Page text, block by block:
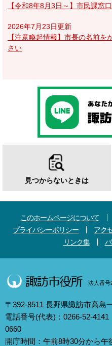
【令和8年8月3日～】市民課窓
2026年7月23日更新
【注意喚起情報】市長の名前
さい
見つからないときは
このホームページについて
プライバシーポリシー
アク
リンク集
法人番号
〒392-8511 長野県諏訪市高島
電話番号(代表)：0266-52-
0660
開庁時間：午前8時30分から